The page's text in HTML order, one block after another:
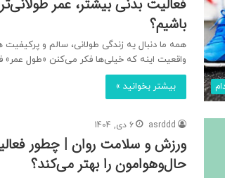
فعالیت بدنی بیشتر، عمر
باشیم؟
همه ما دنبال یه زندگی طولانی، سالم و پرکیفیت
واقعیت اینه که خیلی‌ها فکر می‌کنن «طول
بیشتر بخوانید »
asrddd 6 دی, 1404
ورزش و سلامت روان | چطور
حال‌وهوامون را بهتر می‌کند؟